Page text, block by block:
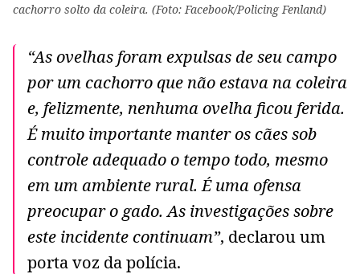
cachorro solto da coleira. (Foto: Facebook/Policing Fenland)
“As ovelhas foram expulsas de seu campo
por um cachorro que não estava na coleira
e, felizmente, nenhuma ovelha ficou ferida.
É muito importante manter os cães sob
controle adequado o tempo todo, mesmo
em um ambiente rural. É uma ofensa
preocupar o gado. As investigações sobre
este incidente continuam”, declarou um
porta voz da polícia.